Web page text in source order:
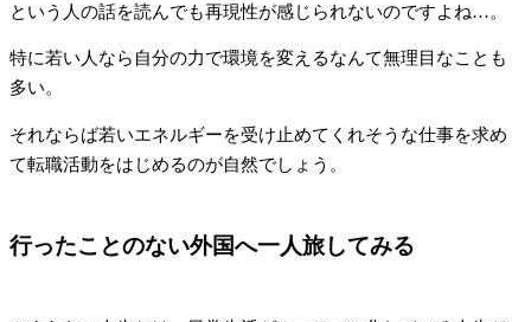
という人の話を読んでも再現性が感じられないのですよね…。
特に若い人なら自分の力で環境を変えるなんて無理目なことも
多い。
それならば若いエネルギーを受け止めてくれそうな仕事を求め
て転職活動をはじめるのが自然でしょう。
行ったことのない外国へ一人旅してみる